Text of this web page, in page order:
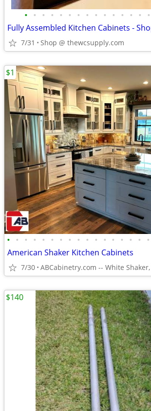
• • • • • • • • • • • • • • •
7/31 Shop @ thewcsupply.com
• • • • • • • • • • • • • • • • •
American Shaker Kitchen Cabinets
7/30
$1
$140